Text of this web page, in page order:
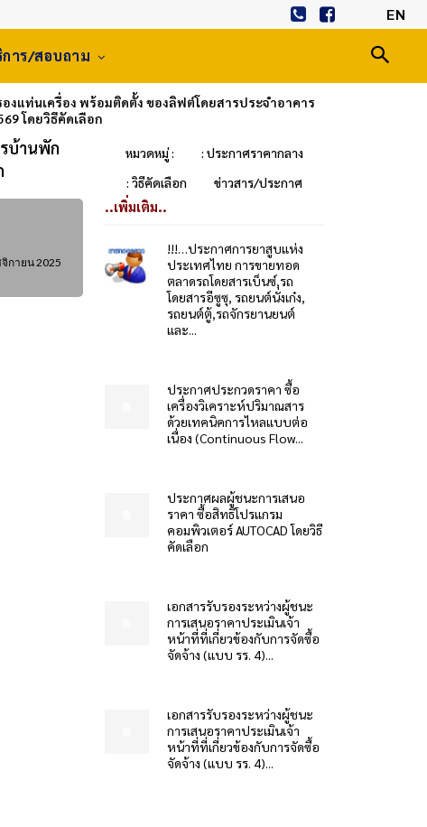
EN
การ/สอบถาม
แท่นเครื่อง พร้อมติดตั้ง ของลิฟต์โดยสารประจำอาคาร
โดยวิธีคัดเลือก
บ้านพัก
หมวดหมู่ :
: ประกาศราคากลาง
: วิธีคัดเลือก
ข่าวสาร/ประกาศ
กายน 2025
..เพิ่มเติม..
!!!…ประกาศการยาสูบแห่ง
ประเทศไทย การขายทอด
ตลาดรถโดยสารเบ็นซ์,รถ
โดยสารอีซูซุ, รถยนต์นั่งเก๋ง,
รถยนต์ตู้,รถจักรยานยนต์
และ...
ประกาศประกวดราคา ซื้อ
เครื่องวิเคราะห์ปริมาณสาร
ด้วยเทคนิคการไหลแบบต่อ
เนื่อง (Continuous Flow...
ประกาศผลผู้ชนะการเสนอ
ราคา ซื้อสิทธิโปรแกรม
คอมพิวเตอร์ AUTOCAD โดยวิธี
คัดเลือก
เอกสารรับรองระหว่างผู้ชนะ
การเสนอราคาประเมินเจ้า
หน้าที่ที่เกี่ยวข้องกับการจัดซื้อ
จัดจ้าง (แบบ รร. 4)...
เอกสารรับรองระหว่างผู้ชนะ
การเสนอราคาประเมินเจ้า
หน้าที่ที่เกี่ยวข้องกับการจัดซื้อ
จัดจ้าง (แบบ รร. 4)...